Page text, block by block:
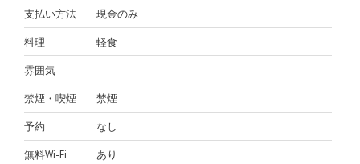
支払い方法 現金のみ
料理 軽食
雰囲気
禁煙・喫煙 禁煙
予約 なし
無料Wi-Fi あり